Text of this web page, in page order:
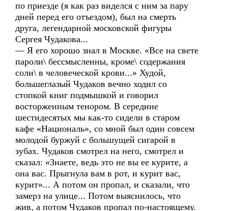
по приезде (я как раз виделся с ним за пару
дней перед его отъездом), был на смерть
друга, легендарной московской фигуры
Сергея Чудакова...
— Я его хорошо знал в Москве. «Все на свете
пароли\ бессмысленны, кроме\ содержания
соли\ в человеческой крови...» Худой,
большеглазый Чудаков вечно ходил со
стопкой книг подмышкой и говорил
восторженным тенором. В середине
шестидесятых мы как-то сидели в старом
кафе «Националь», со мной был один совсем
молодой буржуй с большущей сигарой в
зубах. Чудаков смотрел на него, смотрел и
сказал: «Знаете, ведь это не вы ее курите, а
она вас. Прыгнула вам в рот, и курит вас,
курит»... А потом он пропал, и сказали, что
замерз на улице... Потом выяснилось, что
жив, а потом Чудаков пропал по-настоящему.